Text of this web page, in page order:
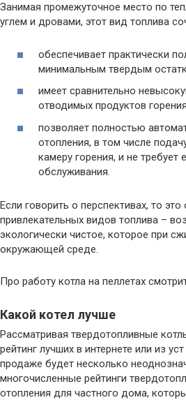
Занимая промежуточное место по
углем и дровами, этот вид топлива
обеспечивает практически
минимальным твердым
имеет сравнительно
отводимых продуктов
позволяет полностью
отопления, в том числе
камеру горения, и не требует
обслуживания.
Если говорить о перспективах, то
привлекательных видов топлива –
экологически чистое, которое при
окружающей среде.
Про работу котла на пеллетах
Какой котел лучше
Рассматривая твердотопливные
рейтинг лучших в интернете или из
продаже будет несколько
многочисленные рейтинги
отопления для частного дома,